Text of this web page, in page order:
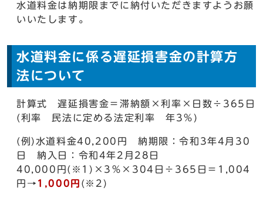
水道料金は納期限までに納付いただきますようお願
いいたします。
水道料金に係る遅延損害金の計算方
法について
計算式 遅延損害金＝滞納額×利率×日数÷365日
(利率 民法に定める法定利率 年3％)
(例)水道料金40,200円 納期限：令和3年4月30
日 納入日：令和4年2月28日
40,000円(※1)×3％×304日÷365日＝1,004
円→ 1,000円 (※2)